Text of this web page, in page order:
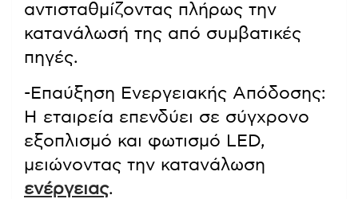
αντισταθμίζοντας πλήρως την
κατανάλωσή της από συμβατικές
πηγές.
-Επαύξηση Ενεργειακής Απόδοσης:
Η εταιρεία επενδύει σε σύγχρονο
εξοπλισμό και φωτισμό LED,
μειώνοντας την κατανάλωση
ενέργειας.